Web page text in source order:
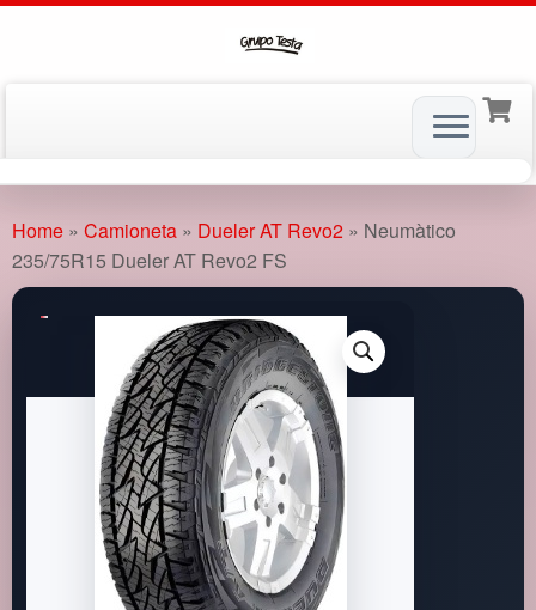
to
content
Home » Camioneta » Dueler AT Revo2 » Neumàtico
235/75R15 Dueler AT Revo2 FS